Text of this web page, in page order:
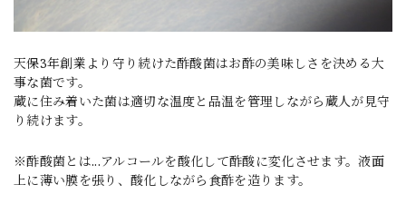
天保3年創業より守り続けた酢酸菌はお酢の美味しさを決める大
事な菌です。
蔵に住み着いた菌は適切な温度と品温を管理しながら蔵人が見守
り続けます。
※酢酸菌とは...アルコールを酸化して酢酸に変化させます。液面
上に薄い膜を張り、酸化しながら食酢を造ります。